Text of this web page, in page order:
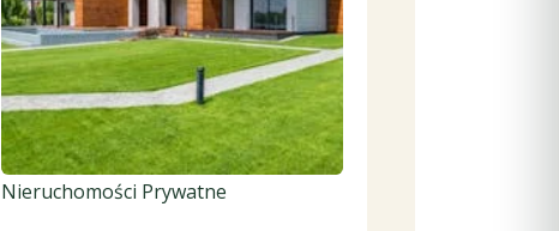
Nieruchomości Prywatne